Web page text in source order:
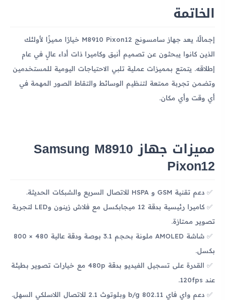
الخاتمة
إجمالًا، يعد جهاز سامسونج M8910 Pixon12 خيارًا مميزًا لأولئك
الذين كانوا يبحثون عن تصميم أنيق وكاميرا ذات أداء عالٍ في عام
إطلاقه. يتمتع بمميزات عملية تلبي الاحتياجات اليومية للمستخدمين
وتضمن تجربة ممتعة لتنظيم الوسائط والتقاط الصور المهمة في
أي وقت وأي مكان.
مميزات جهاز Samsung M8910
Pixon12
دعم تقنية GSM و HSPA للاتصال السريع والشبكات الحديثة.
كاميرا رئيسية بدقة 12 ميجابكسل مع فلاش زينون وLED لتجربة
تصوير ممتازة.
شاشة AMOLED ملونة بحجم 3.1 بوصة ودقة عالية 480 × 800
بكسل.
القدرة على تسجيل الفيديو بدقة 480p مع خيارات تصوير بطيئة
عند 120fps.
دعم واي فاي 802.11 b/g وبلوتوث 2.1 للاتصال اللاسلكي السهل.